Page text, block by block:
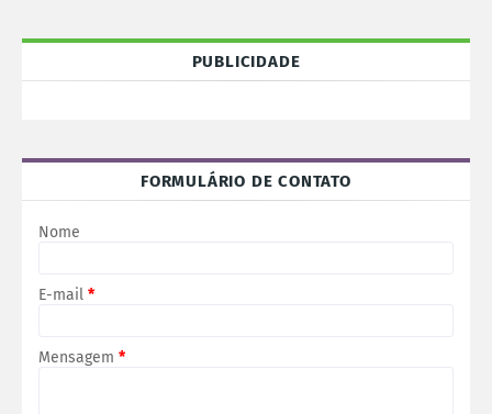
PUBLICIDADE
FORMULÁRIO DE CONTATO
Nome
E-mail *
Mensagem *